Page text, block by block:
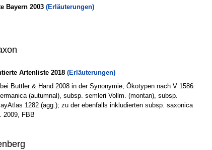
Bayern 2003 (Erläuterungen)
Artenliste 2018 (Erläuterungen)
Buttler & Hand 2008 in der Synonymie; Ökotypen nach V 1586:
(autumnal), subsp. semleri Vollm. (montan), subsp.
1282 (agg.); zu der ebenfalls inkludierten subsp. saxonica
2009, FBB